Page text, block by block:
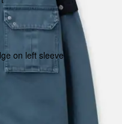
on left sleeve